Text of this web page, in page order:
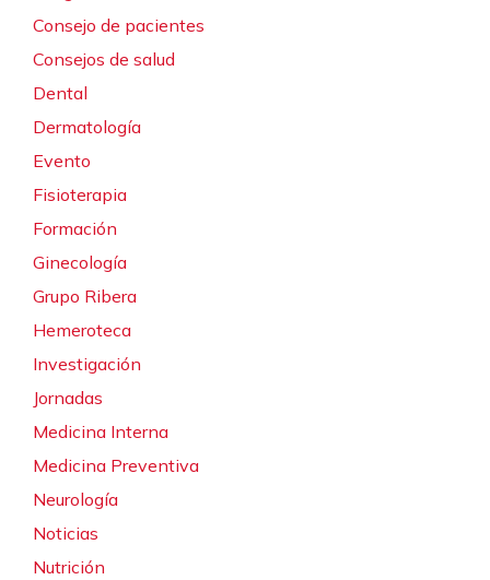
Consejo de pacientes
Consejos de salud
Dental
Dermatología
Evento
Fisioterapia
Formación
Ginecología
Grupo Ribera
Hemeroteca
Investigación
Jornadas
Medicina Interna
Medicina Preventiva
Neurología
Noticias
Nutrición